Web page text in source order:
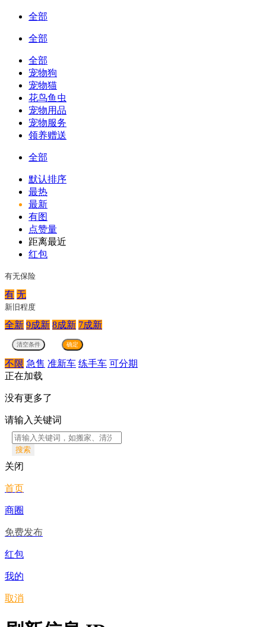
全部
全部
全部
宠物狗
宠物猫
花鸟鱼虫
宠物用品
宠物服务
领养赠送
全部
默认排序
最热
最新
有图
点赞量
距离最近
红包
有无保险
有 无
新旧程度
全新 9成新 8成新 7成新
不限 急售 准新车 练手车 可分期
正在加载
没有更多了
请输入关键词
搜索
关闭
首页
商圈
免费发布
红包
我的
取消